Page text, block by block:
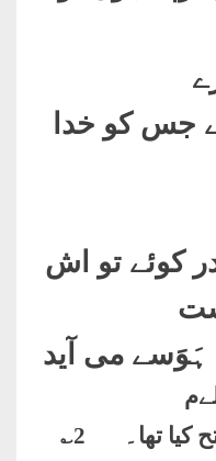
جس کو خدا
کوئے تو اش
ہَوَسے می آید
کیا تھا۔ 2؎